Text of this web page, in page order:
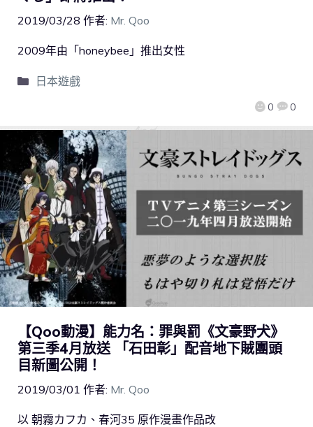
2019/03/28 作者: Mr. Qoo
0 0
2009年由「honeybee」推出女性
日本遊戲
【Qoo動漫】能力名：罪與罰《文豪野犬》
第三季4月放送 「石田彰」配音地下賊團頭
目新圖公開！
2019/03/01 作者: Mr. Qoo
以 朝霧カフカ、春河35 原作漫畫作品改